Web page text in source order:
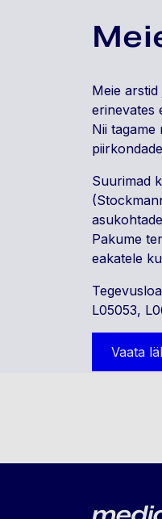
Meie
erinevates
Nii tagame
Suurimad
Pakume
eakatele
L05053,
Vaata